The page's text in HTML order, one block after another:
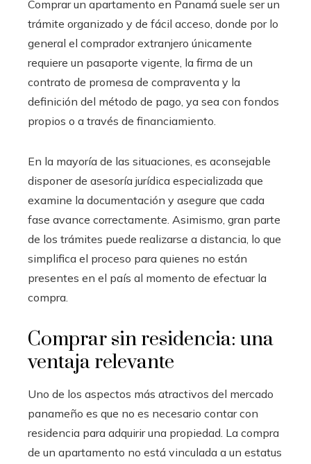
Comprar un apartamento en Panamá suele ser un
trámite organizado y de fácil acceso, donde por lo
general el comprador extranjero únicamente
requiere un pasaporte vigente, la firma de un
contrato de promesa de compraventa y la
definición del método de pago, ya sea con fondos
propios o a través de financiamiento.
En la mayoría de las situaciones, es aconsejable
disponer de asesoría jurídica especializada que
examine la documentación y asegure que cada
fase avance correctamente. Asimismo, gran parte
de los trámites puede realizarse a distancia, lo que
simplifica el proceso para quienes no están
presentes en el país al momento de efectuar la
compra.
Comprar sin residencia: una
ventaja relevante
Uno de los aspectos más atractivos del mercado
panameño es que no es necesario contar con
residencia para adquirir una propiedad. La compra
de un apartamento no está vinculada a un estatus